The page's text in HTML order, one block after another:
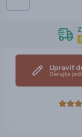
Upraviť
Darujte